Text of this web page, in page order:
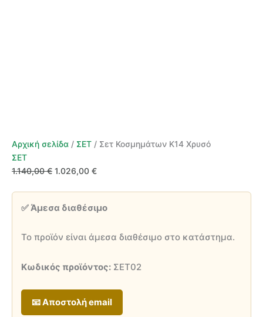
Αρχική σελίδα / ΣΕΤ / Σετ Κοσμημάτων Κ14 Χρυσό
ΣΕΤ
1.140,00€ Original
1.140,00 €.
1.026,00 €Η
είναι:
✅ Άμεσα διαθέσιμο
Το προϊόν είναι άμεσα διαθέσιμο στο κατάστημα.
Κωδικός προϊόντος: ΣΕΤ02
📧 Αποστολή email